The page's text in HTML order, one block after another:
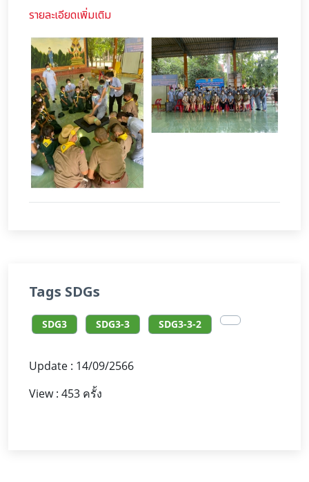
รายละเอียดเพิ่มเติม
Tags SDGs
SDG3 SDG3-3 SDG3-3-2
Update : 14/09/2566
View : 453 ครั้ง